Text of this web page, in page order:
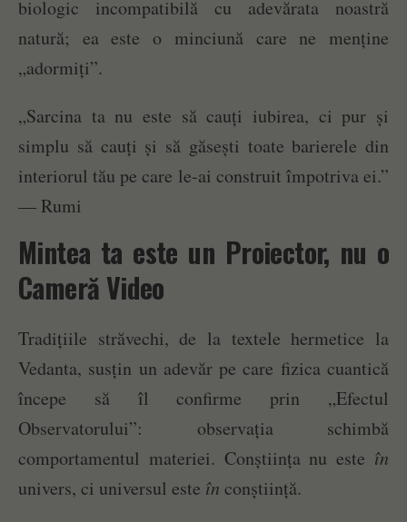
biologic incompatibilă cu adevărata noastră
natură; ea este o minciună care ne menține
„adormiți”.
„Sarcina ta nu este să cauți iubirea, ci pur și
simplu să cauți și să găsești toate barierele din
interiorul tău pe care le-ai construit împotriva ei.”
— Rumi
Mintea ta este un Proiector, nu o
Cameră Video
Tradițiile străvechi, de la textele hermetice la
Vedanta, susțin un adevăr pe care fizica cuantică
începe să îl confirme prin „Efectul
Observatorului”: observația schimbă
comportamentul materiei. Conștiința nu este în
univers, ci universul este în conștiință.